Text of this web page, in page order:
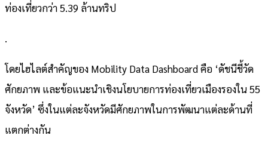
ท่องเที่ยวกว่า 5.39 ล้านทริป
.
โดยไฮไลต์สำคัญของ Mobility Data Dashboard คือ ‘ดัชนีชี้วัด
ศักยภาพ และข้อแนะนำเชิงนโยบายการท่องเที่ยวเมืองรองใน 55
จังหวัด’ ซึ่งในแต่ละจังหวัดมีศักยภาพในการพัฒนาแต่ละด้านที่
แตกต่างกัน